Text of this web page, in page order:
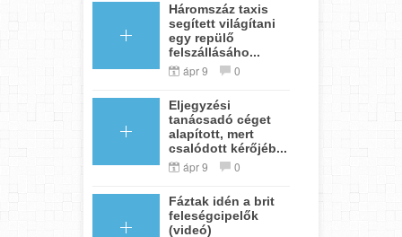
Háromszáz taxis
segített világítani
egy repülő
felszállásáho...
ápr 9 0
Eljegyzési
tanácsadó céget
alapított, mert
csalódott kérőjéb...
ápr 9 0
Fáztak idén a brit
feleségcipelők
(videó)